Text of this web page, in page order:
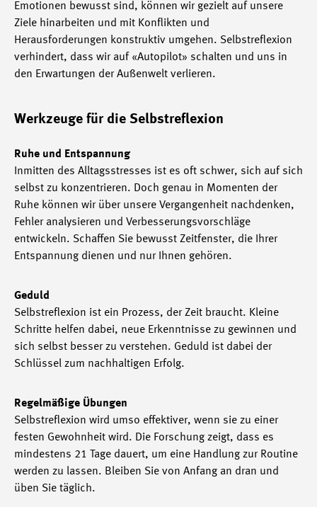
Emotionen bewusst sind, können wir gezielt auf unsere
Ziele hinarbeiten und mit Konflikten und
Herausforderungen konstruktiv umgehen. Selbstreflexion
verhindert, dass wir auf «Autopilot» schalten und uns in
den Erwartungen der Außenwelt verlieren.
Werkzeuge für die Selbstreflexion
Ruhe und Entspannung
Inmitten des Alltagsstresses ist es oft schwer, sich auf sich
selbst zu konzentrieren. Doch genau in Momenten der
Ruhe können wir über unsere Vergangenheit nachdenken,
Fehler analysieren und Verbesserungsvorschläge
entwickeln. Schaffen Sie bewusst Zeitfenster, die Ihrer
Entspannung dienen und nur Ihnen gehören.
Geduld
Selbstreflexion ist ein Prozess, der Zeit braucht. Kleine
Schritte helfen dabei, neue Erkenntnisse zu gewinnen und
sich selbst besser zu verstehen. Geduld ist dabei der
Schlüssel zum nachhaltigen Erfolg.
Regelmäßige Übungen
Selbstreflexion wird umso effektiver, wenn sie zu einer
festen Gewohnheit wird. Die Forschung zeigt, dass es
mindestens 21 Tage dauert, um eine Handlung zur Routine
werden zu lassen. Bleiben Sie von Anfang an dran und
üben Sie täglich.